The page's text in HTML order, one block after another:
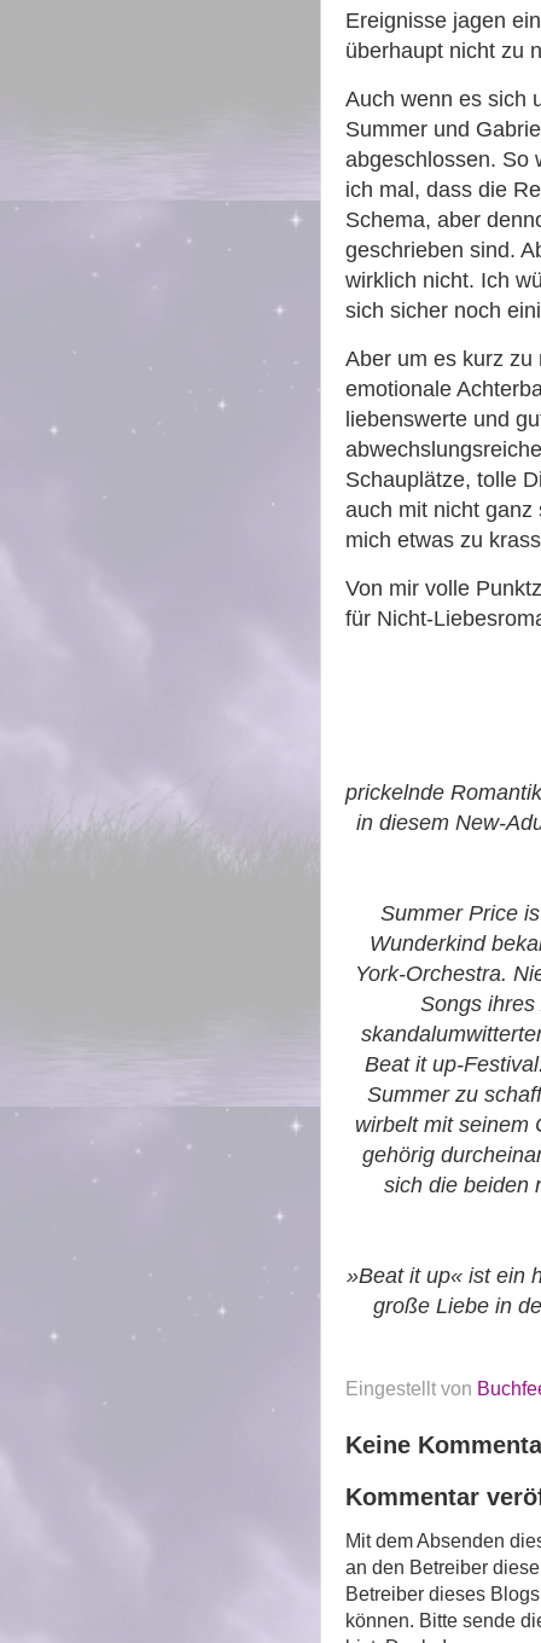
Ereignisse jagen
überhaupt nicht zu
Auch wenn es sich
Summer und
abgeschlossen. So
ich mal, dass die
Schema, aber
geschrieben sind.
wirklich nicht. Ich
sich sicher noch
Aber um es kurz zu
emotionale
liebenswerte und
Schauplätze, tolle
auch mit nicht ganz
mich etwas zu
Von mir volle
für Nicht-
prickelnde
in diesem New-
Summer Price
Wunderkind
York-Orchestra.
Songs
Beat it up-
Summer zu
wirbelt mit seinem
gehörig
sich die beiden
»Beat it up« ist ein
große Liebe in
Eingestellt von
Keine
Kommentar
Mit dem Absenden
an den Betreiber
Betreiber dieses
können. Bitte sende